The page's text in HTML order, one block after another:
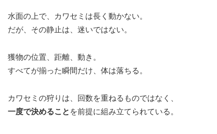
水面の上で、カワセミは長く動かない。
だが、その静止は、迷いではない。
獲物の位置、距離、動き。
すべてが揃った瞬間だけ、体は落ちる。
カワセミの狩りは、回数を重ねるものではなく、
一度で決めること を前提に組み立てられている。